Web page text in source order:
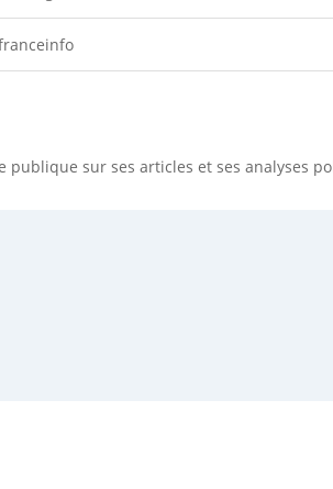
publique sur ses articles et ses analyses